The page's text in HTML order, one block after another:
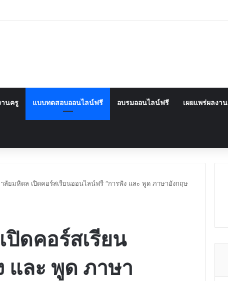
นครู แบบทดสอบออนไลน์ฟรี อบรมออนไลน์ฟรี เผยแพร่ผลงาน
ลัยมหิดล เปิดคอร์สเรียนออนไลน์ฟรี “การฟัง และ พูด ภาษาอังกฤษ
ดคอร์สเรียน
และ พูด ภาษา